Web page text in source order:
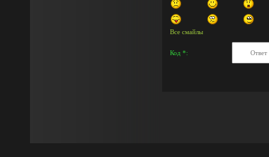
Все смайлы
Код *: